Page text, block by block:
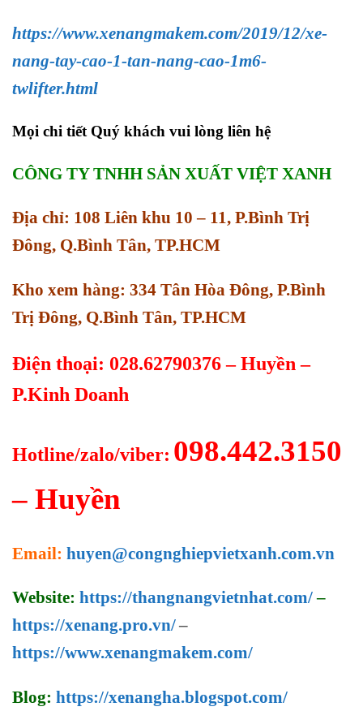
https://www.xenangmakem.com/2019/12/xe-
nang-tay-cao-1-tan-nang-cao-1m6-
twlifter.html
Mọi chi tiết Quý khách vui lòng liên hệ
CÔNG TY TNHH SẢN XUẤT VIỆT XANH
Địa chỉ: 108 Liên khu 10 – 11, P.Bình Trị
Đông, Q.Bình Tân, TP.HCM
Kho xem hàng: 334 Tân Hòa Đông, P.Bình
Trị Đông, Q.Bình Tân, TP.HCM
Điện thoại: 028.62790376 – Huyền –
P.Kinh Doanh
Hotline/zalo/viber: 098.442.3150
– Huyền
Email: huyen@congnghiepvietxanh.com.vn
Website: https://thangnangvietnhat.com/–
https://xenang.pro.vn/–
https://www.xenangmakem.com/
Blog: https://xenangha.blogspot.com/